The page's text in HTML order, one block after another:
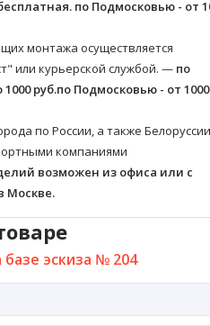
по Подмосковью - от
монтажа осуществляется
или курьерской службой. — по
руб.по Подмосковью - от
по России, а также
компаниями
возможен из офиса или с
Москве.
эскиза № 204